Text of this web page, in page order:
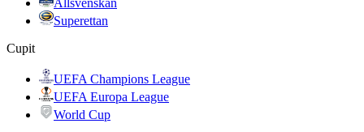
Allsvenskan
Superettan
Cupit
UEFA Champions League
UEFA Europa League
World Cup